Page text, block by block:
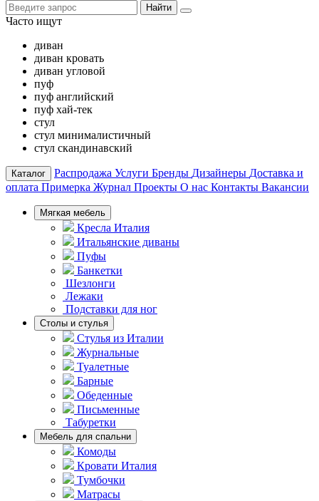
Найти
Часто ищут
диван
диван кровать
диван угловой
пуф
пуф английский
пуф хай-тек
стул
стул минималистичный
стул скандинавский
Каталог Распродажа Услуги Бренды Дизайнеры Доставка и
оплата Примерка Журнал Проекты О нас Контакты Вакансии
Мягкая мебель
Кресла Италия
Итальянские диваны
Пуфы
Банкетки
Шезлонги
Лежаки
Подставки для ног
Столы и стулья
Стулья из Италии
Журнальные
Туалетные
Барные
Обеденные
Письменные
Табуретки
Мебель для спальни
Комоды
Кровати Италия
Тумбочки
Матрасы